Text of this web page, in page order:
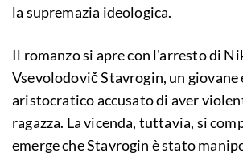
la supremazia ideologica.
Il romanzo si apre con l'arresto di
Vsevolodovič Stavrogin, un giovane
aristocratico accusato di aver
ragazza. La vicenda, tuttavia, si
emerge che Stavrogin è stato